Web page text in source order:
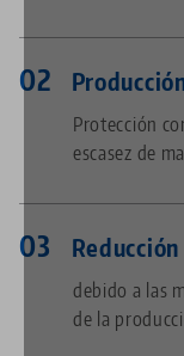
Protección
escasez de
debido a las
de la